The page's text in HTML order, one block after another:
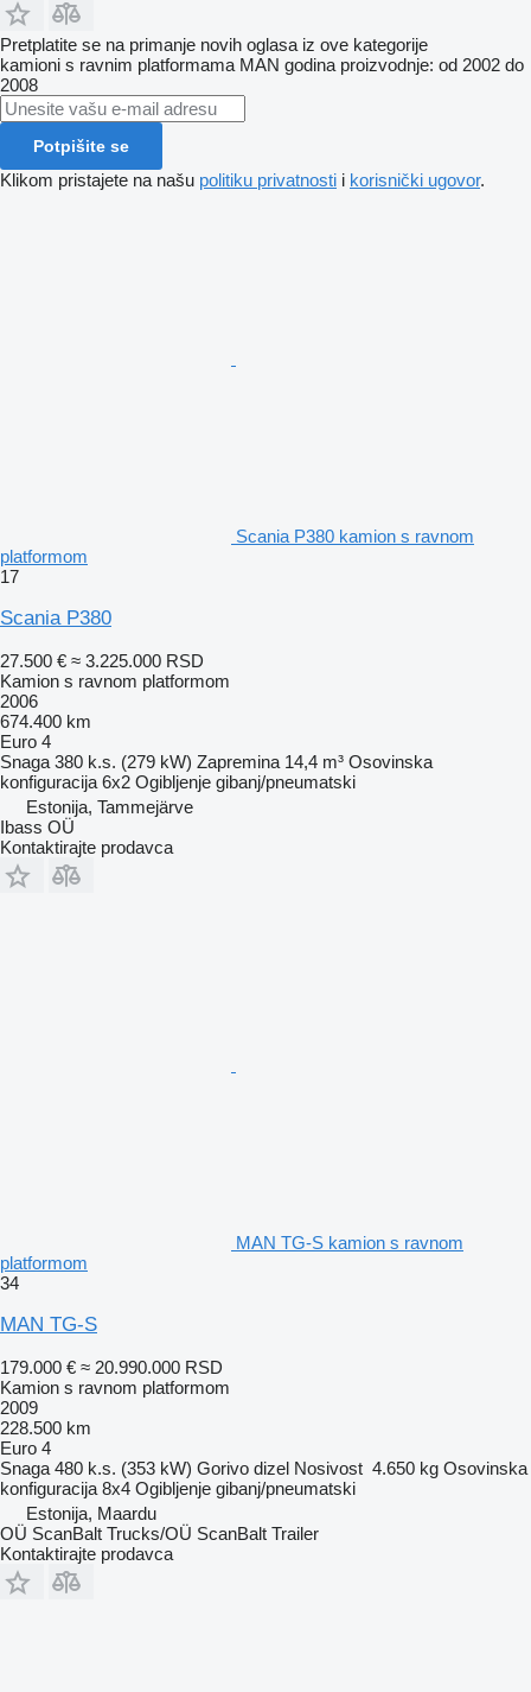
Pretplatite se na primanje novih oglasa iz ove kategorije
kamioni s ravnim platformama MAN godina proizvodnje: od 2002 do
2008
Potpišite se
Klikom pristajete na našu politiku privatnosti i korisnički ugovor.
Scania P380 kamion s ravnom
platformom
17
Scania P380
27.500 € ≈ 3.225.000 RSD
Kamion s ravnom platformom
2006
674.400 km
Euro 4
Snaga 380 k.s. (279 kW) Zapremina 14,4 m³ Osovinska
konfiguracija 6x2 Ogibljenje gibanj/pneumatski
Estonija, Tammejärve
Ibass OÜ
Kontaktirajte prodavca
MAN TG-S kamion s ravnom
platformom
34
MAN TG-S
179.000 € ≈ 20.990.000 RSD
Kamion s ravnom platformom
2009
228.500 km
Euro 4
Snaga 480 k.s. (353 kW) Gorivo dizel Nosivost 4.650 kg Osovinska
konfiguracija 8x4 Ogibljenje gibanj/pneumatski
Estonija, Maardu
OÜ ScanBalt Trucks/OÜ ScanBalt Trailer
Kontaktirajte prodavca